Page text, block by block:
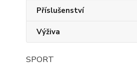
Příslušenství
Výživa
SPORT